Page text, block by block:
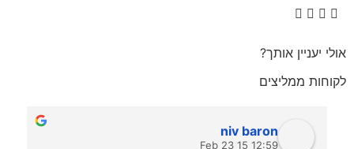
אולי יעניין אותך?
לקוחות ממליצים
niv baron
12:59 15 Feb 23